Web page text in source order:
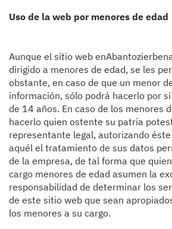
Uso de la web por menores de edad
Aunque el sitio web
dirigido a menores de edad, se les
obstante, en caso de que un menor
información, sólo podrá hacerlo por
de 14 años. En caso de los menores
hacerlo quien ostente su patria
representante legal, autorizando
aquél el tratamiento de sus datos
de la empresa, de tal forma que
cargo menores de edad asumen la
responsabilidad de determinar los
de este sitio web que sean
los menores a su cargo.